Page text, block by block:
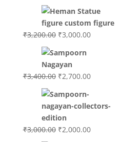
was:
₹3,700.00.
is:
₹3,499.00.
₹3,200.00 Original
was:
₹3,200.00.
₹3,000.00Current
₹3,400.00 Original
was:
₹3,400.00.
₹2,700.00Current
₹2,700.00.
₹3,000.00 Original
₹2,000.00Current